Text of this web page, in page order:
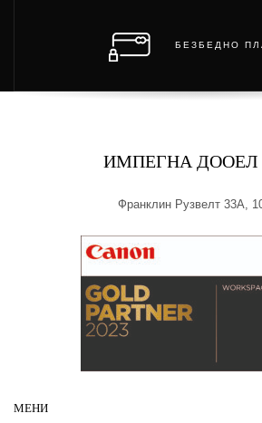
БЕЗБЕДНО
ИМПЕГНА ДООЕЛ
Франклин Рузвелт 33А,
МЕНИ